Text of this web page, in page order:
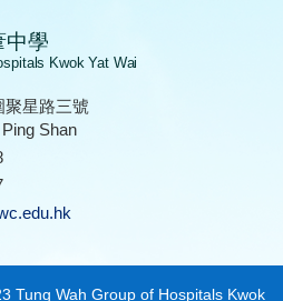
中學
Kwok Yat Wai
聚星路三號
Shan
Tung Wah Group of Hospitals Kwok